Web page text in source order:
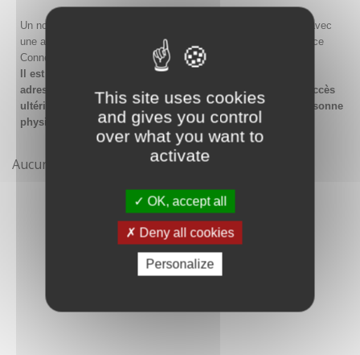
This site uses cookies
and gives you control
over what you want to
activate
OK, accept all
Deny all cookies
Personalize
Un nouveau compte doit être créé sur Démarches Simplifiées avec
une adresse email et un mot de passe, ou en passant par France
Connect.
Il est conseillé lors de la création du compte de saisir une
adresse email générique de l'organisme afin de garantir l'accès
ultérieur au compte même en cas de changement de la personne
physique gestionnaire.
Aucune démarche pour le moment